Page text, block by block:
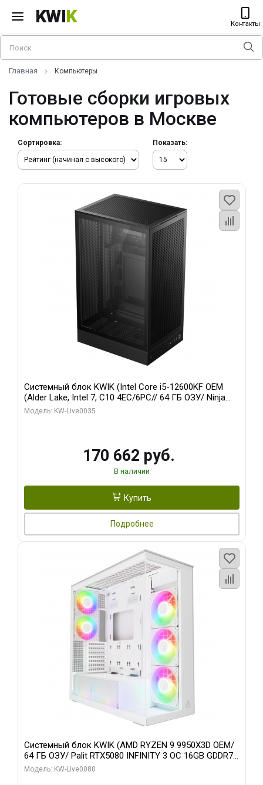
KWIK Контакты
Главная Компьютеры
Готовые сборки игровых
компьютеров в Москве
Сортировка: Показать:
Системный блок KWIK (Intel Core i5-12600KF OEM
(Alder Lake, Intel 7, C10 4EC/6PC// 64 ГБ ОЗУ/ Ninja
Sinotex GTX1650 4GB 128bit GDDR6 DVI DP HDMI 2/
Модель: KW-Live0035
170 662 руб.
В наличии
Купить
Подробнее
Системный блок KWIK (AMD RYZEN 9 9950X3D OEM/
64 ГБ ОЗУ/ Palit RTX5080 INFINITY 3 OC 16GB GDDR7
256bit 3xDP H/ 960 ГБ SSD)
Модель: KW-Live0080